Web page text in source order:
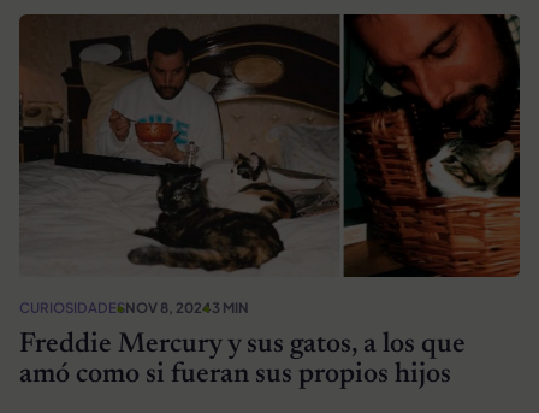
CURIOSIDADESNOV 8, 20243 MIN
Freddie Mercury y sus gatos, a los que
amó como si fueran sus propios hijos